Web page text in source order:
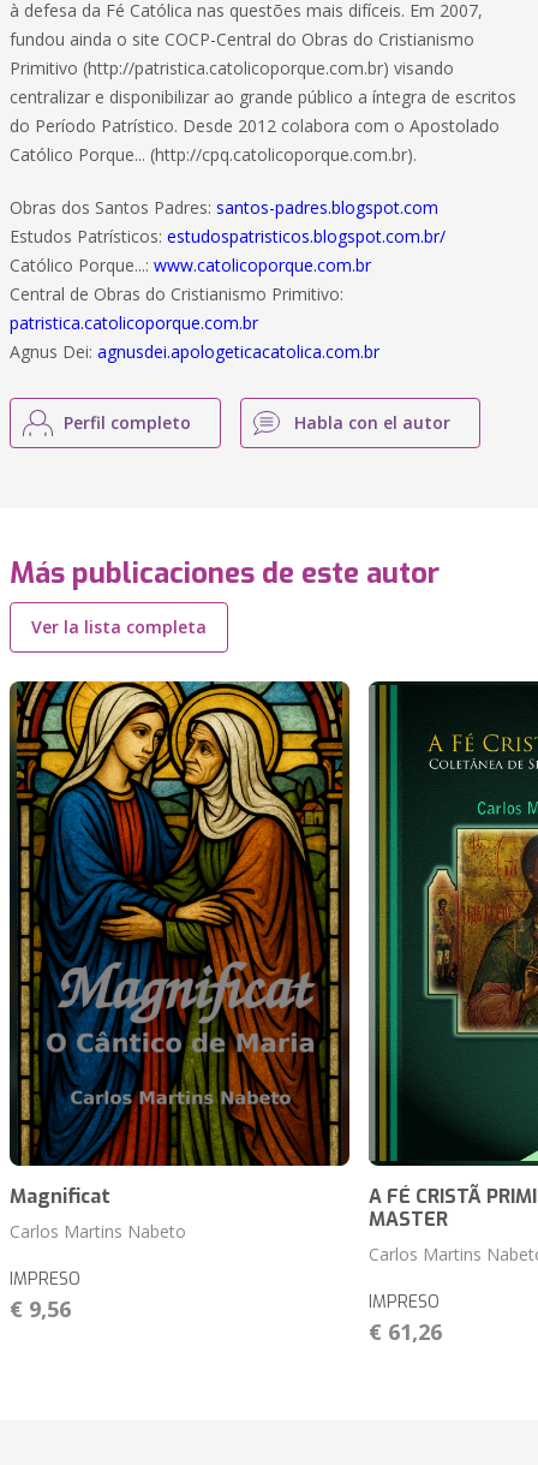
à defesa da Fé Católica nas questões mais difíceis. Em 2007,
fundou ainda o site COCP-Central do Obras do Cristianismo
Primitivo (http://patristica.catolicoporque.com.br) visando
centralizar e disponibilizar ao grande público a íntegra de escritos
do Período Patrístico. Desde 2012 colabora com o Apostolado
Católico Porque... (http://cpq.catolicoporque.com.br).
Obras dos Santos Padres: santos-padres.blogspot.com
Estudos Patrísticos: estudospatristicos.blogspot.com.br/
Católico Porque...: www.catolicoporque.com.br
Central de Obras do Cristianismo Primitivo:
patristica.catolicoporque.com.br
Agnus Dei: agnusdei.apologeticacatolica.com.br
Perfil completo Habla con el autor
Más publicaciones de este autor
Ver la lista completa
Magnificat
Carlos Martins Nabeto
IMPRESO
€ 9,56
A FÉ CRISTÃ
MASTER
Carlos Martins
IMPRESO
€ 61,26